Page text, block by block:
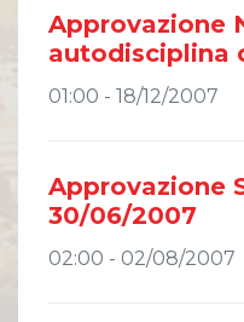
Modello Organizzativo
Linee Guida del
Gruppo ASPI
ETHICS OFFICE
Approvazione
autodisciplina
01:00 - 18/12/2007
Approvazione
30/06/2007
02:00 - 02/08/2007